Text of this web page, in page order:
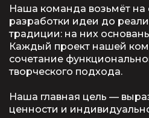
Наша команда возьмёт на
разработки идеи до
традиции: на них
Каждый проект нашей
сочетание
творческого подхода.
Наша главная цель —
ценности и